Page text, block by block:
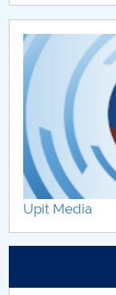
Upit Media